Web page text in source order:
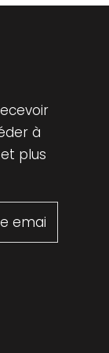
à
plus